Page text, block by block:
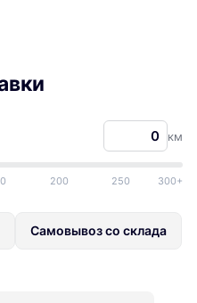
км
200 250 300+
Самовывоз со склада